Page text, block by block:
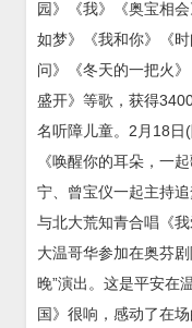
园》《我》《奥宝相
如梦》《我和你》《
问》《冬天的一把火
盛开》等歌，获得
名听障儿童。2月18日
《唤醒你的耳朵，一
宁、曾宝仪一起主持
与北大荒知青合唱《
大温哥华参加在奥芬
晚”演出。这是平安在
国》很响，感动了在